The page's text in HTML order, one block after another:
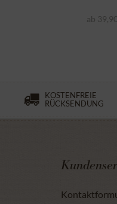
ab
KOSTENFREIE
RÜCKSENDUNG